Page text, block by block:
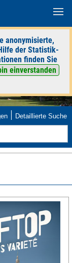
anonymisierte,
der Statistik-
finden Sie
einverstanden
| Detaillierte Suche